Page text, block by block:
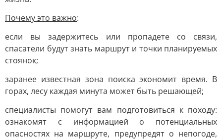
Почему это важно:
если вы задержитесь или пропадете со связи,
спасатели будут знать маршрут и точки планируемых
стоянок;
заранее известная зона поиска экономит время. В
горах, лесу каждая минута может быть решающей;
специалисты помогут вам подготовиться к походу:
ознакомят с информацией о потенциальных
опасностях на маршруте, предупредят о непогоде,